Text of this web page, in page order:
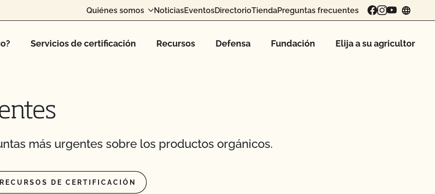
Quiénes somos NoticiasEventosDirectorioTiendaPreguntas frecuentes
Servicios de certificación Recursos Defensa Fundación Elija a su agricultor
más urgentes sobre los productos orgánicos.
RECURSOS DE CERTIFICACIÓN
piensos tengan
hidropónicos y en